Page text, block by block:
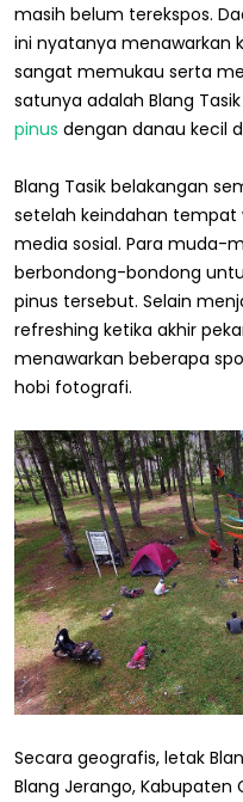
masih belum terekspos.
ini nyatanya menawarkan
sangat memukau serta
satunya adalah Blang
pinus dengan danau kecil
Blang Tasik belakangan
setelah keindahan tempat
media sosial. Para muda-
berbondong-bondong
pinus tersebut. Selain
refreshing ketika akhir
menawarkan beberapa
hobi fotografi.
Secara geografis, letak
Blang Jerango, Kabupaten